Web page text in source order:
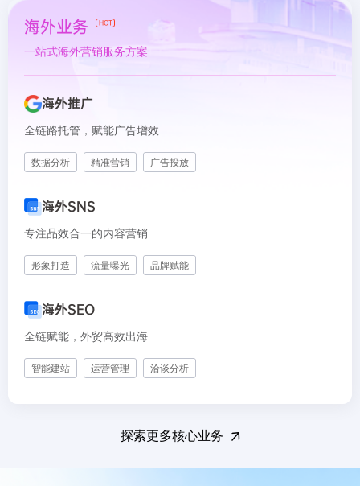
海外业务 HOT
一站式海外营销服务方案
海外推广
全链路托管，赋能广告增效
数据分析 精准营销 广告投放
海外SNS
专注品效合一的内容营销
形象打造 流量曝光 品牌赋能
海外SEO
全链赋能，外贸高效出海
智能建站 运营管理 洽谈分析
探索更多核心业务